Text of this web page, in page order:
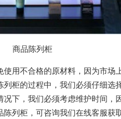
商品陈列柜
用不合格的原材料，因为市场
柜的过程中，我们必须仔细选
下，我们必须考虑维护时间，
列柜，可咨询我们在线客服获